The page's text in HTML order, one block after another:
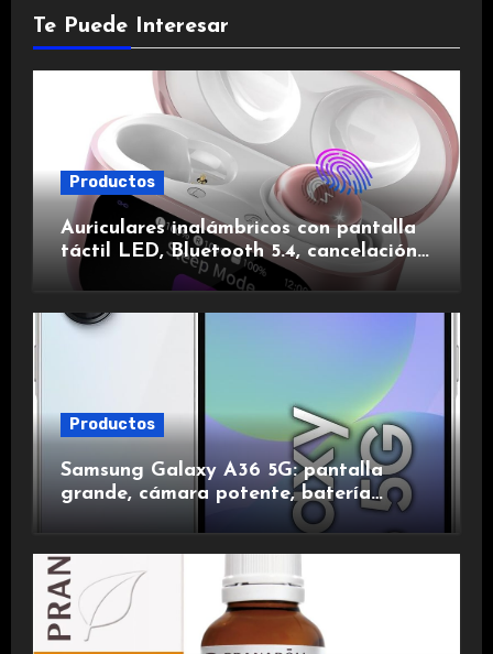
Te Puede Interesar
Productos
Auriculares inalámbricos con pantalla
táctil LED, Bluetooth 5.4, cancelación
de ruido, impermeables y de larga
Productos
Samsung Galaxy A36 5G: pantalla
grande, cámara potente, batería
duradera y carga rápida para una
experiencia premium.